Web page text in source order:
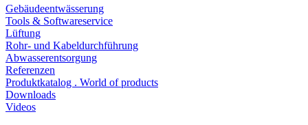
Gebäudeentwässerung
Tools & Softwareservice
Lüftung
Rohr- und Kabeldurchführung
Abwasserentsorgung
Referenzen
Produktkatalog . World of products
Downloads
Videos